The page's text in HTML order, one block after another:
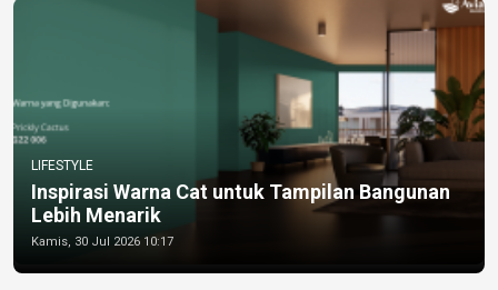
LIFESTYLE
Inspirasi Warna Cat untuk Tampilan Bangunan
Lebih Menarik
Kamis, 30 Jul 2026 10:17